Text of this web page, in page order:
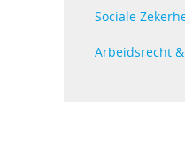
Sociale
Arbeidsrecht &